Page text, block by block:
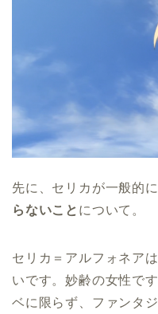
先に、セリカが一般的に
らないこと について。
セリカ＝アルフォネア
いです。妙齢の女性で
ベに限らず、ファンタ